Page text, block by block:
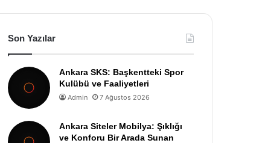
Son Yazılar
Ankara SKS: Başkentteki Spor
Kulübü ve Faaliyetleri
Admin 7 Ağustos 2026
Ankara Siteler Mobilya: Şıklığı
ve Konforu Bir Arada Sunan